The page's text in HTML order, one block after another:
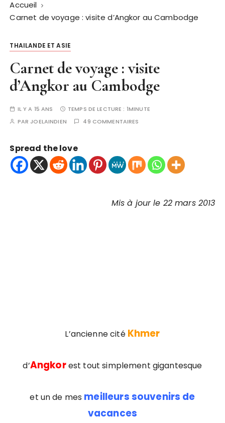
Accueil
Carnet de voyage : visite d’Angkor au Cambodge
THAILANDE ET ASIE
Carnet de voyage : visite
d’Angkor au Cambodge
IL Y A 15 ANS TEMPS DE LECTURE : 1MINUTE
PAR JOELAINDIEN 49 COMMENTAIRES
Spread the love
Mis à jour le 22 mars 2013
L’ancienne cité Khmer
d’Angkorest tout simplement gigantesque
et un de mes meilleurs souvenirs de
vacances